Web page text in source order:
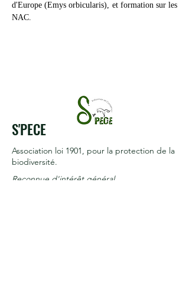
d'Europe (Emys orbicularis), et formation sur les
NAC.
S'PECE
Association loi 1901, pour la protection de la
biodiversité.
Reconnue d'intérêt général